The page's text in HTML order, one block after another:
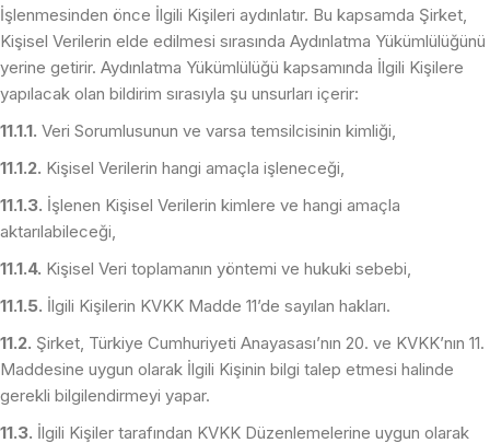
İşlenmesinden önce İlgili Kişileri aydınlatır. Bu kapsamda Şirket,
Kişisel Verilerin elde edilmesi sırasında Aydınlatma Yükümlülüğünü
yerine getirir. Aydınlatma Yükümlülüğü kapsamında İlgili Kişilere
yapılacak olan bildirim sırasıyla şu unsurları içerir:
11.1.1. Veri Sorumlusunun ve varsa temsilcisinin kimliği,
11.1.2. Kişisel Verilerin hangi amaçla işleneceği,
11.1.3. İşlenen Kişisel Verilerin kimlere ve hangi amaçla
aktarılabileceği,
11.1.4. Kişisel Veri toplamanın yöntemi ve hukuki sebebi,
11.1.5. İlgili Kişilerin KVKK Madde 11’de sayılan hakları.
11.2. Şirket, Türkiye Cumhuriyeti Anayasası’nın 20. ve KVKK’nın 11.
Maddesine uygun olarak İlgili Kişinin bilgi talep etmesi halinde
gerekli bilgilendirmeyi yapar.
11.3. İlgili Kişiler tarafından KVKK Düzenlemelerine uygun olarak